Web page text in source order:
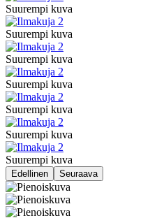
Suurempi kuva
Suurempi kuva
Suurempi kuva
Suurempi kuva
Suurempi kuva
Suurempi kuva
Suurempi kuva
Edellinen Seuraava